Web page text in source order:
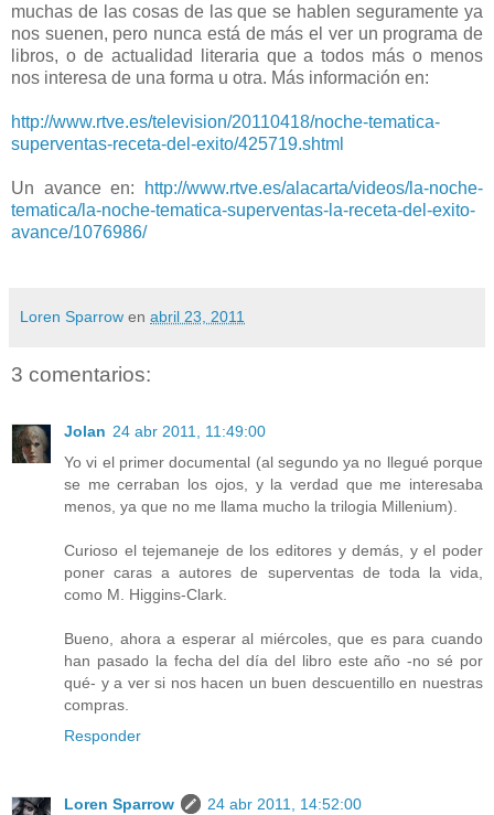
muchas de las cosas de las que se hablen seguramente ya
nos suenen, pero nunca está de más el ver un programa de
libros, o de actualidad literaria que a todos más o menos
nos interesa de una forma u otra. Más información en:
http://www.rtve.es/television/20110418/noche-tematica-
superventas-receta-del-exito/425719.shtml
Un avance en:
http://www.rtve.es/alacarta/videos/la-noche-
tematica/la-noche-tematica-superventas-la-receta-del-exito-
avance/1076986/
Loren Sparrow en abril 23, 2011
3 comentarios:
Jolan 24 abr 2011, 11:49:00
Yo vi el primer documental (al segundo ya no llegué porque
se me cerraban los ojos, y la verdad que me interesaba
menos, ya que no me llama mucho la trilogia Millenium).
Curioso el tejemaneje de los editores y demás, y el poder
poner caras a autores de superventas de toda la vida,
como M. Higgins-Clark.
Bueno, ahora a esperar al miércoles, que es para cuando
han pasado la fecha del día del libro este año -no sé por
qué- y a ver si nos hacen un buen descuentillo en nuestras
compras.
Responder
Loren Sparrow
24 abr 2011, 14:52:00